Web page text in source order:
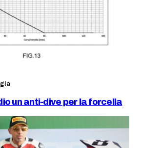
un anti-dive per la forcella